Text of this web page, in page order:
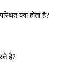
क्या होता है?
है?